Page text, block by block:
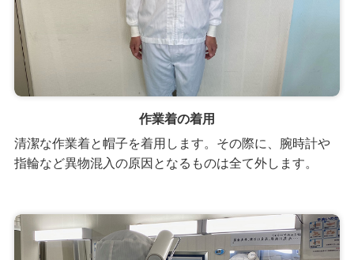
作業着の着用
清潔な作業着と帽子を着用します。その際に、腕時計や
指輪など異物混入の原因となるものは全て外します。